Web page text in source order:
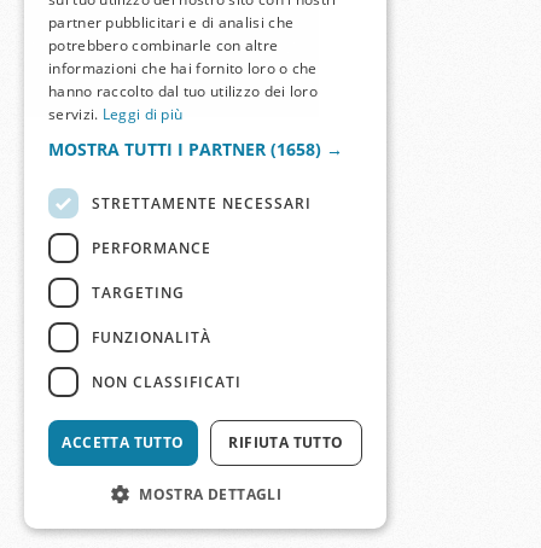
partner pubblicitari e di analisi che
potrebbero combinarle con altre
informazioni che hai fornito loro o che
hanno raccolto dal tuo utilizzo dei loro
servizi. Leggi di più
MOSTRA TUTTI I PARTNER (1658) →
STRETTAMENTE NECESSARI
PERFORMANCE
TARGETING
FUNZIONALITÀ
NON CLASSIFICATI
ACCETTA TUTTO RIFIUTA TUTTO
MOSTRA DETTAGLI